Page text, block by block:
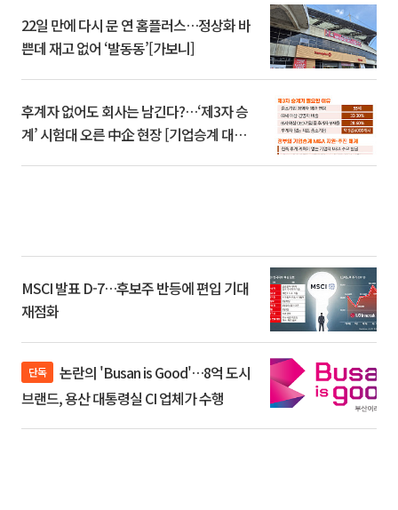
22일 만에 다시 문 연 홈플러스…정상화 바
쁜데 재고 없어 ‘발동동’[가보니]
후계자 없어도 회사는 남긴다?…‘제3자 승
계’ 시험대 오른 中企 현장 [기업승계 대전
MSCI 발표 D-7…후보주 반등에 편입 기대
재점화
단독
브랜드, 용산 대통령실 CI 업체가 수행